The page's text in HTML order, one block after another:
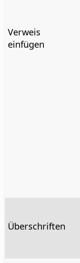
Verweis
einfügen
Überschriften